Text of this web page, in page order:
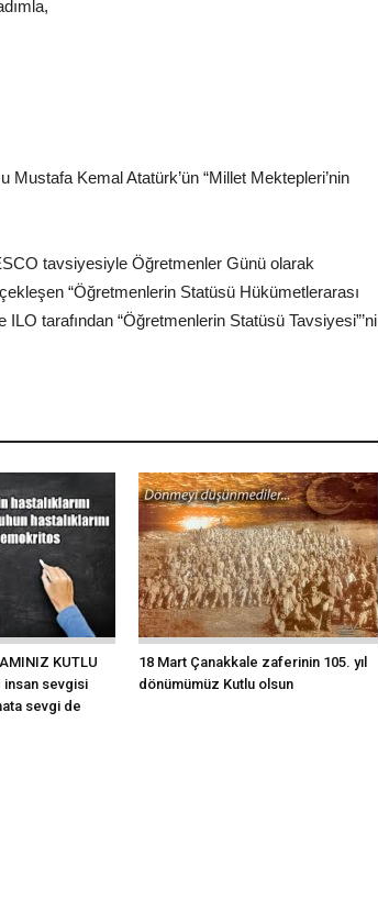
Kemal Atatürk’ün “Millet Mektepleri’nin
tavsiyesiyle Öğretmenler Günü olarak
“Öğretmenlerin Statüsü Hükümetlerarası
tarafından “Öğretmenlerin Statüsü Tavsiyesi”’ni
KUTLU
insan sevgisi
sevgi de
18 Mart Çanakkale zaferinin 105. yıl
dönümümüz Kutlu olsun